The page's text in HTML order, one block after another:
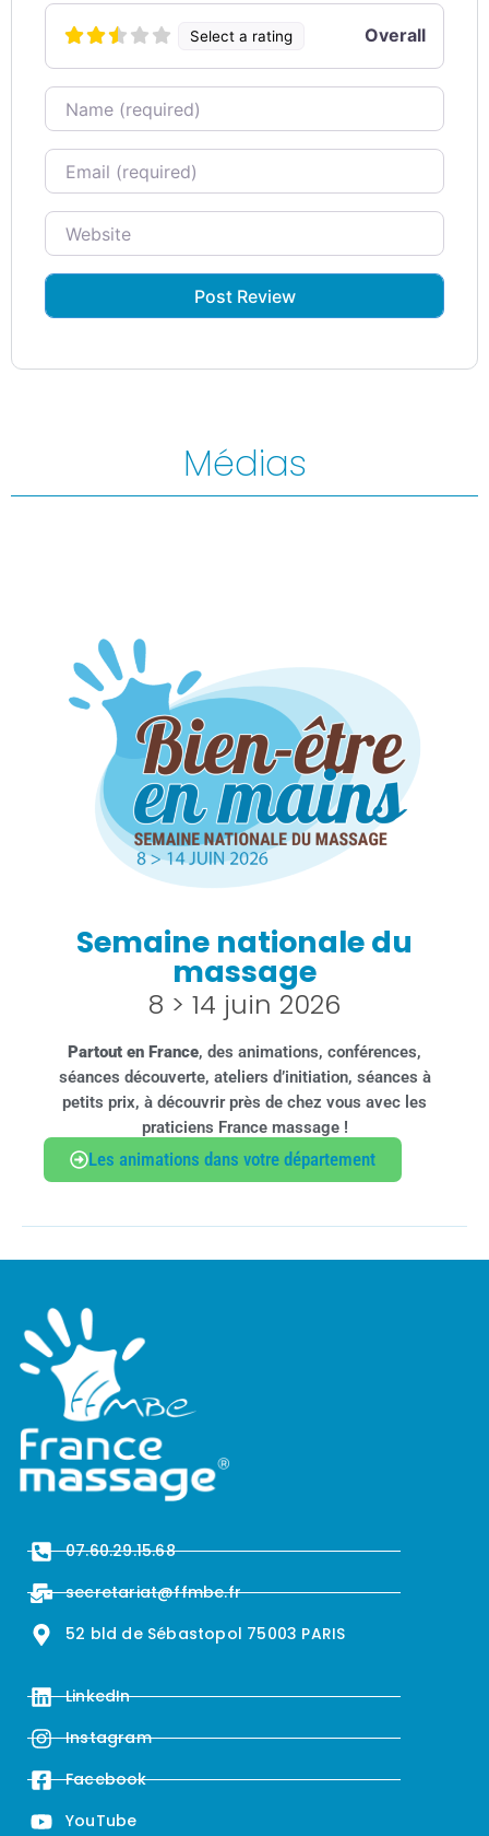
Select a rating Overall
Name
Email
Website
Médias
Semaine nationale du
massage
8 > 14 juin 2026
Partout en France, des animations, conférences,
séances découverte, ateliers d’initiation, séances à
petits prix, à découvrir près de chez vous avec les
praticiens France massage !
Les animations dans votre département
07.60.29.15.68
secretariat@ffmbe.fr
52 bld de Sébastopol 75003 PARIS
LinkedIn
Instagram
Facebook
YouTube